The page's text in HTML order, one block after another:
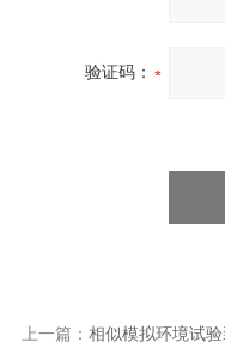
验证码：
上一篇： 相似模拟环境试